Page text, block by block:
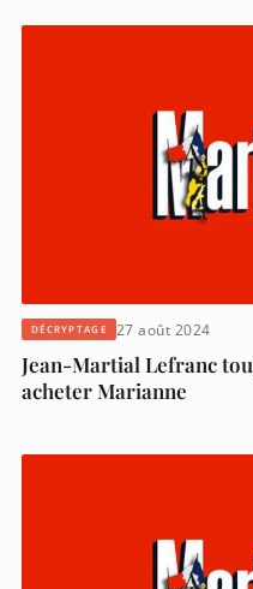
DÉCRYPTAGE 27 août 2024
Jean-Martial Lefranc
acheter Marianne